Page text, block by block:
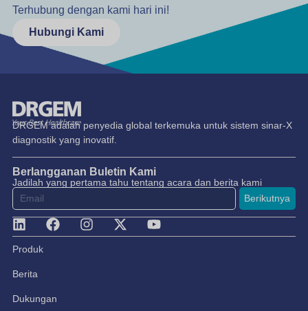
Terhubung dengan kami hari ini!
Hubungi Kami
DRGEM adalah penyedia global terkemuka untuk sistem sinar-X
diagnostik yang inovatif.
Berlangganan Buletin Kami
Jadilah yang pertama tahu tentang acara dan berita kami
Berikutnya
Produk
Berita
Dukungan